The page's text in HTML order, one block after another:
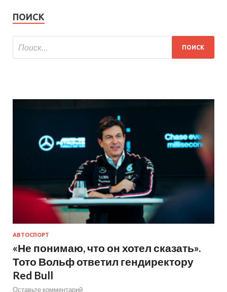
ПОИСК
АВТОСПОРТ
«Не понимаю, что он хотел сказать».
Тото Вольф ответил гендиректору
Red Bull
Оставьте комментарий